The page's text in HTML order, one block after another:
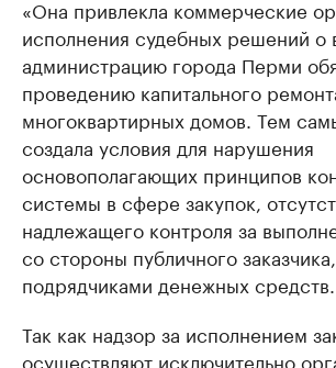
«Она привлекла коммерческие
исполнения судебных решений о
администрацию города Перми
проведению капитального
многоквартирных домов. Тем
создала условия для нарушения
основополагающих принципов
системы в сфере закупок,
надлежащего контроля за
со стороны публичного
подрядчиками денежных средств.
Так как надзор за исполнением
осуществляют исключительно